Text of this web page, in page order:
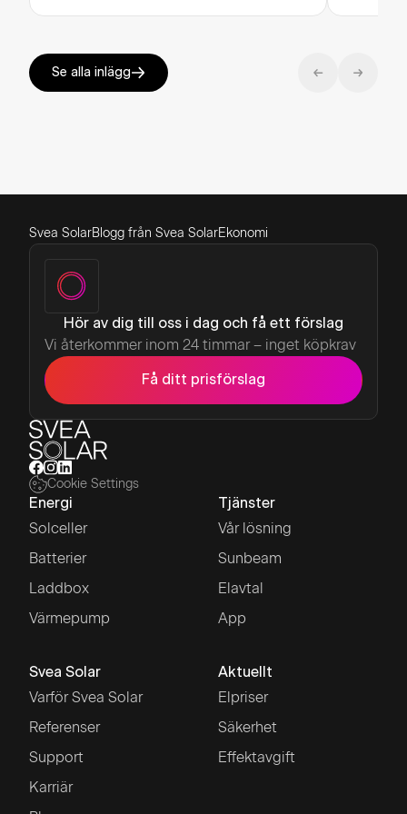
Se alla inlägg
Svea SolarBlogg från Svea SolarEkonomi
Hör av dig till oss i dag och få ett förslag
Vi återkommer inom 24 timmar – inget köpkrav
Få ditt prisförslag
Cookie Settings
Energi
Solceller
Batterier
Laddbox
Värmepump
Tjänster
Vår lösning
Sunbeam
Elavtal
App
Svea Solar
Varför Svea Solar
Referenser
Support
Karriär
Aktuellt
Elpriser
Säkerhet
Effektavgift